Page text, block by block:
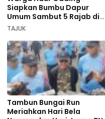
Siapkan Bumbu Dapur
Umum Sambut 5 Rajab di
Sekumpul
TAJUK
Tambun Bungai Run
Meriahkan Hari Bela